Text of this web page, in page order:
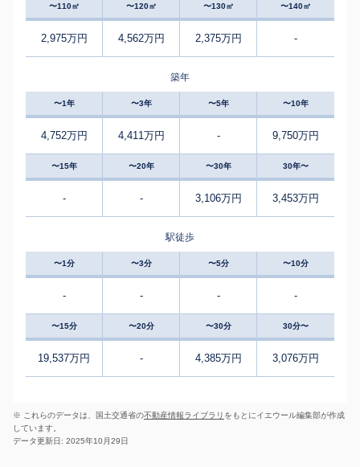
〜110㎡ 〜120㎡ 〜130㎡ 〜140㎡
2,975万円 4,562万円 2,375万円 -
築年
〜1年 〜3年 〜5年 〜10年
4,752万円 4,411万円 - 9,750万円
〜15年 〜20年 〜30年 30年〜
- - 3,106万円 3,453万円
駅徒歩
〜1分 〜3分 〜5分 〜10分
- - - -
〜15分 〜20分 〜30分 30分〜
19,537万円 - 4,385万円 3,076万円
※ これらのデータは、国土交通省の不動産情報ライブラリ をもとにイエウール編集部が作成
しています。
データ更新日: 2025年10月29日